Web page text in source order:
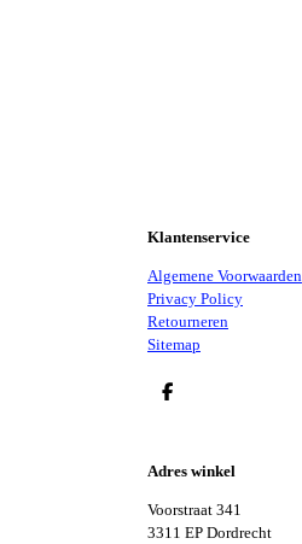
Klantenservice
Algemene Voorwaarden
Privacy Policy
Retourneren
Sitemap
D
N
Adres winkel
Voorstraat 341
3311 EP Dordrecht